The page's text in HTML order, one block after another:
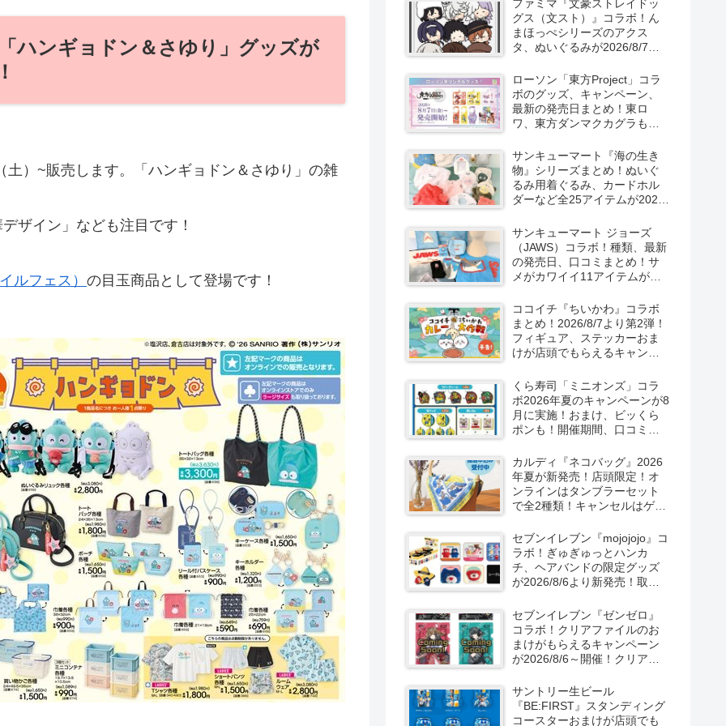
ハンギョドン＆さゆり」グッズが
）~販売します。「ハンギョドン＆さゆり」の雑
ザイン」なども注目です！
ルフェス） の目玉商品として登場です！
新発売！
ファミマ『文豪ストレイドッ
グス（文スト）』コラボ！ん
まほっぺシリーズのアクス
タ、ぬいぐるみが2026/8/7～
ローソン「東方Project」コラ
ボのグッズ、キャンペーン、
最新の発売日まとめ！東ロ
ワ、東方ダンマクカグラも！
LostWordのプラモ風アクキ
ー、カラビナ、クリアファイ
ルが2026/8/7より新発売！
サンキューマート『海の生き
物』シリーズまとめ！ぬいぐ
るみ用着ぐるみ、カードホル
ダーなど全25アイテムが2026
コミ！
サンキューマート ジョーズ
（JAWS）コラボ！種類、最新
の発売日、口コミまとめ！サ
メがカワイイ11アイテムが
ココイチ『ちいかわ』コラボ
まとめ！2026/8/7より第2弾！
フィギュア、ステッカーおま
けが店頭でもらえるキャンペ
る！
くら寿司「ミニオンズ」コラ
ボ2026年夏のキャンペーンが8
月に実施！おまけ、ビッくら
ポンも！開催期間、口コミ、
カルディ『ネコバッグ』2026
年夏が新発売！店頭限定！オ
ンラインはタンブラーセット
で全2種類！キャンセルはゲリ
セブンイレブン『mojojojo』コ
ラボ！ぎゅぎゅっとハンカ
チ、ヘアバンドの限定グッズ
が2026/8/6より新発売！取扱
セブンイレブン『ゼンゼロ』
コラボ！クリアファイルのお
まけがもらえるキャンペーン
が2026/8/6～開催！クリアカ
売！
サントリー生ビール
『BE:FIRST』スタンディング
コースターおまけが店頭でも